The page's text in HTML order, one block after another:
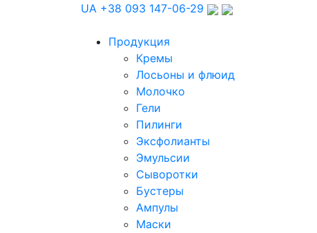
UA +38 093 147-06-29
Продукция
Кремы
Лосьоны и флюид
Молочко
Гели
Пилинги
Эксфолианты
Эмульсии
Сыворотки
Бустеры
Ампулы
Маски